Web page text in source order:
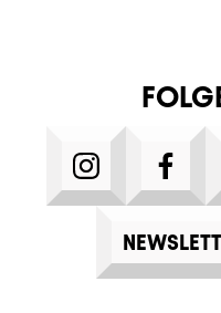
INSTAGRAM